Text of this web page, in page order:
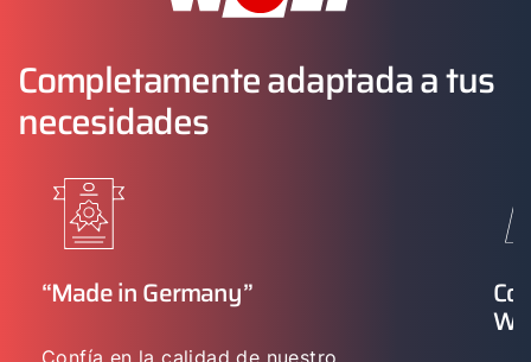
Completamente adaptada a tus
necesidades
“Made in Germany”